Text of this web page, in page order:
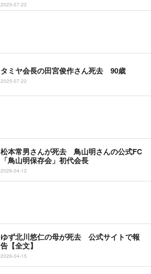
2025-07-22
タミヤ会長の田宮俊作さん死去 90歳
2025-07-22
松本常男さんが死去 鳥山明さんの公式FC
「鳥山明保存会」初代会長
2026-04-12
ゆず北川悠仁の母が死去 公式サイトで報
告【全文】
2026-04-15